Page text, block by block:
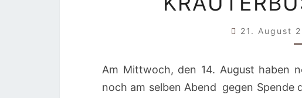
21. August
Am Mittwoch, den 14. August haben
noch am selben Abend gegen Spende